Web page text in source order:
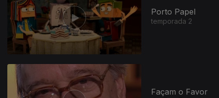
Porto Papel
temporada 2
Façam o Favor